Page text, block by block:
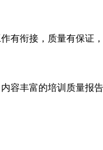
有衔接，质量有保证，
容丰富的培训质量报告